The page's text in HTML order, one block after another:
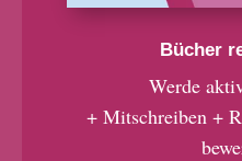
Bücher
Werde
+ Mitschreiben +